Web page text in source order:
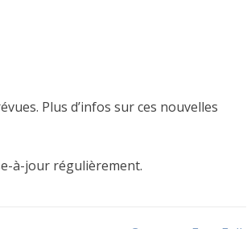
Plus d’infos sur ces nouvelles
à-jour régulièrement.